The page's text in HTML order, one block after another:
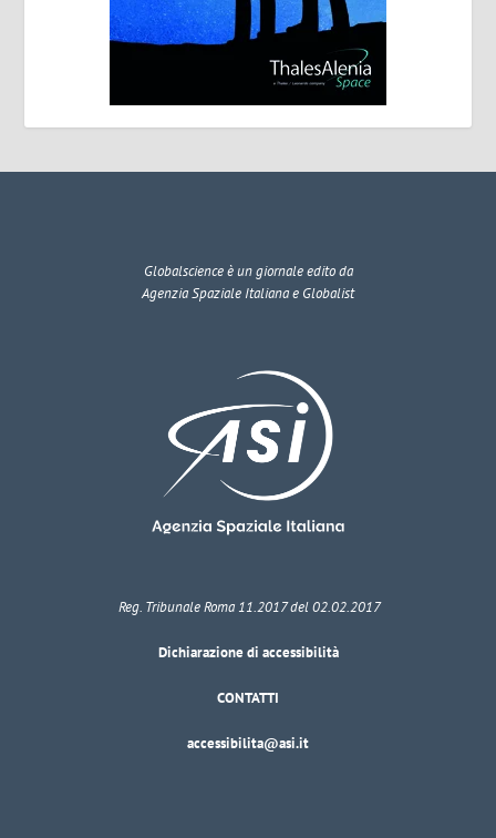
Globalscienceè un giornale edito da
Agenzia Spaziale Italiana e Globalist
Reg. Tribunale Roma 11.2017 del 02.02.2017
Dichiarazione di accessibilità
CONTATTI
accessibilita@asi.it